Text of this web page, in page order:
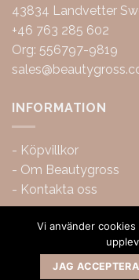
43834 Landvetter
+46 763 285 602
Org: 556797-9819
INFORMATION
- Köpvillkor
- Om Beautygross
- Kontakta oss
Vi använder
JAG